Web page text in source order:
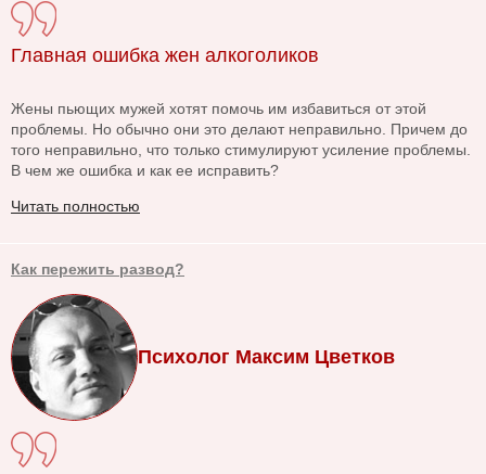
Главная ошибка жен алкоголиков
Жены пьющих мужей хотят помочь им избавиться от этой
проблемы. Но обычно они это делают неправильно. Причем до
того неправильно, что только стимулируют усиление проблемы.
В чем же ошибка и как ее исправить?
Читать полностью
Как пережить развод?
Психолог Максим Цветков